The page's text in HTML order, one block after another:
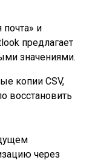
и
предлагает
значениями.
копии CSV,
восстановить
через